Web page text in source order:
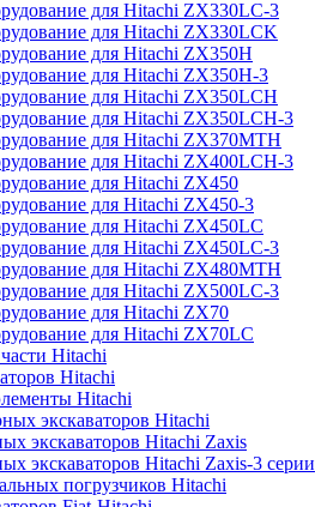
для Hitachi ZX330LC-3
для Hitachi ZX330LCK
для Hitachi ZX350H
для Hitachi ZX350H-3
для Hitachi ZX350LCH
для Hitachi ZX350LCH-3
для Hitachi ZX370MTH
для Hitachi ZX400LCH-3
для Hitachi ZX450
для Hitachi ZX450-3
для Hitachi ZX450LC
для Hitachi ZX450LC-3
для Hitachi ZX480MTH
для Hitachi ZX500LC-3
для Hitachi ZX70
для Hitachi ZX70LC
Hitachi
Hitachi
Hitachi
экскаваторов Hitachi
экскаваторов Hitachi Zaxis
экскаваторов Hitachi Zaxis-3 серии
погрузчиков Hitachi